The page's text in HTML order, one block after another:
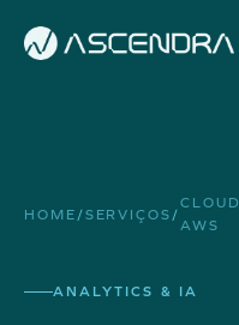
HOME /SERVIÇOS /
CLOUD
AWS
ANALYTICS & IA